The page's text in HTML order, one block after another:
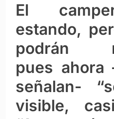
El
estando,
podrán
pues ahora
señalan-
visible,